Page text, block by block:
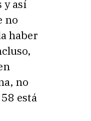
y así
no
haber
no
está